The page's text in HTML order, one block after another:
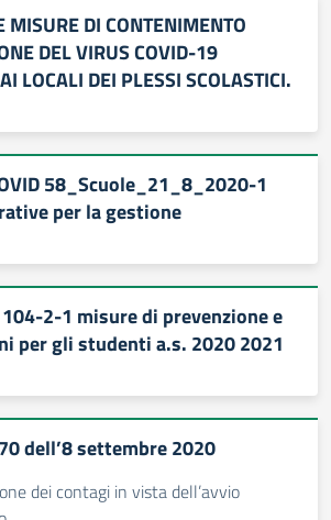
MISURE DI CONTENIMENTO
DEL VIRUS COVID-19
LOCALI DEI PLESSI SCOLASTICI.
58_Scuole_21_8_2020-1
per la gestione
104-2-1 misure di prevenzione e
per gli studenti a.s. 2020 2021
dell’8 settembre 2020
dei contagi in vista dell’avvio